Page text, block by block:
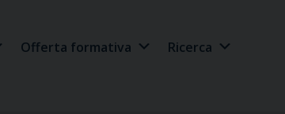
Offerta formativa Ricerca